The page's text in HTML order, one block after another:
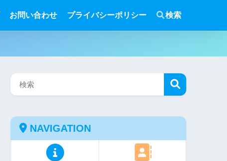
お問い合わせ プライバシーポリシー 検索
NAVIGATION